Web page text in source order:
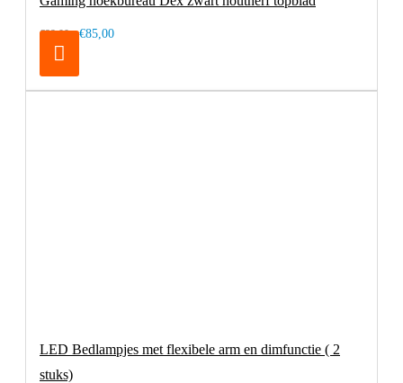
€99,00 €85,00
LED Bedlampjes met flexibele arm en dimfunctie ( 2
stuks)